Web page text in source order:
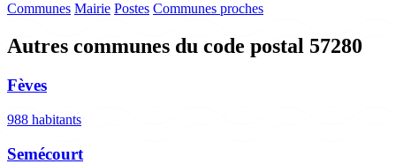
Communes Mairie Postes Communes proches
Autres communes du code postal 57280
Fèves
988 habitants
Semécourt